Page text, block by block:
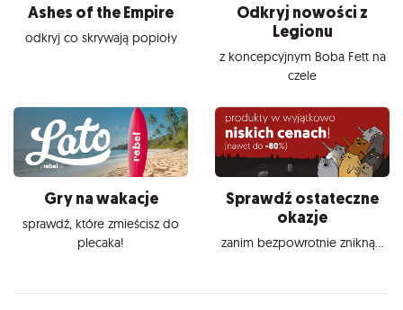
Ashes of the Empire
odkryj co skrywają popioły
Odkryj nowości z
Legionu
z koncepcyjnym Boba Fett na
czele
Gry na wakacje
sprawdź, które zmieścisz do
plecaka!
Sprawdź ostateczne
okazje
zanim bezpowrotnie znikną...